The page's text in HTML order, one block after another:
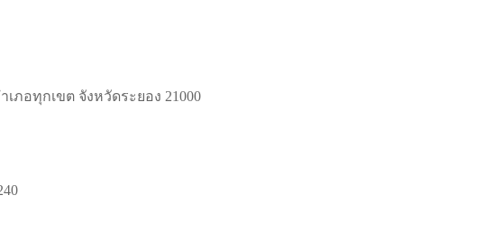
ภอทุกเขต จังหวัดระยอง 21000